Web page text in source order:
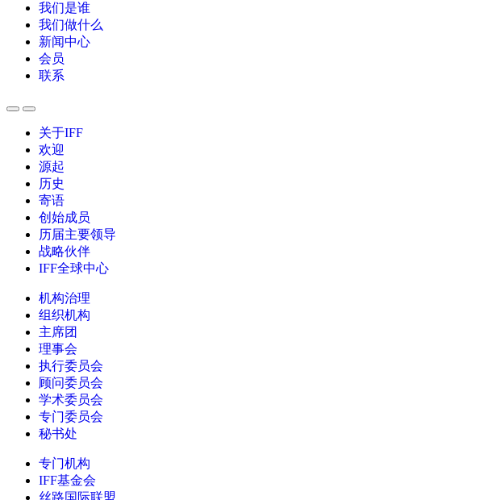
我们是谁
我们做什么
新闻中心
会员
联系
关于IFF
欢迎
源起
历史
寄语
创始成员
历届主要领导
战略伙伴
IFF全球中心
机构治理
组织机构
主席团
理事会
执行委员会
顾问委员会
学术委员会
专门委员会
秘书处
专门机构
IFF基金会
丝路国际联盟